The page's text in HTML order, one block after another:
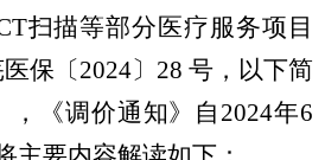
扫描等部分医疗服务项目
保〔2024〕28 号 ，以下简
，《调价通知》自 2024年6